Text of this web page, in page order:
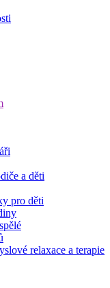
a děti
pro děti
relaxace a terapie